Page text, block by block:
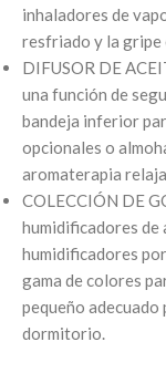
inhaladores de
resfriado y la gripe
DIFUSOR DE
una función de
bandeja inferior
opcionales o
aromaterapia
COLECCIÓN DE
humidificadores de
humidificadores
gama de colores
pequeño
dormitorio.